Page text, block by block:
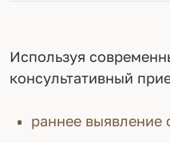
Используя
консультативный
раннее выявление